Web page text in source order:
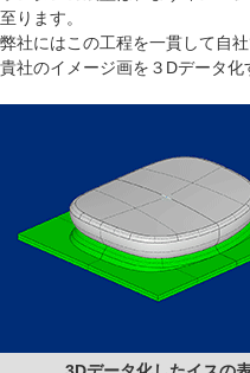
至ります。
弊社にはこの工程を一貫して自
貴社のイメージ画を３Dデータ